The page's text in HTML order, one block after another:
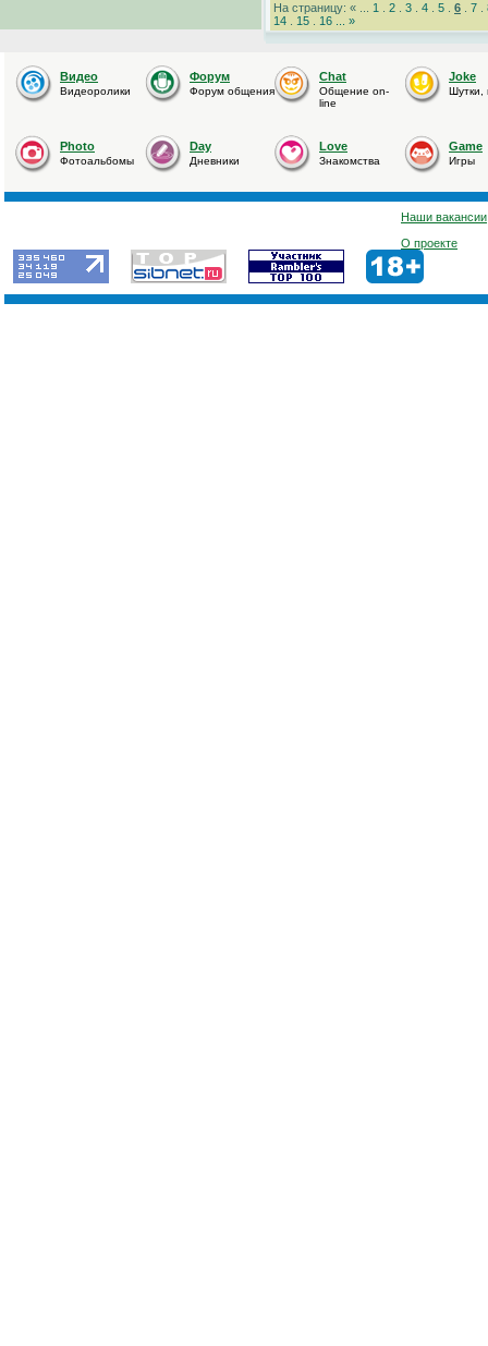
На страницу: « ... 1 2 3 4 5 6 7
14
15 16 »
Видео
Видеоролики
Форум
Форум общения
Chat
Общение on-
line
Joke
Шутки,
Photo
Фотоальбомы
Day
Дневники
Love
Знакомства
Game
Игры
Наши вакансии
О проекте